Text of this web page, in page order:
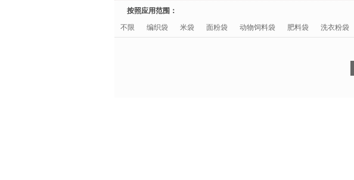
按照应用范围：
不限 编织袋 米袋 面粉袋 动物饲料袋 肥料袋 洗衣粉袋